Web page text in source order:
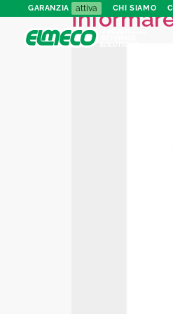
GARANZIA attiva CHI SIAMO